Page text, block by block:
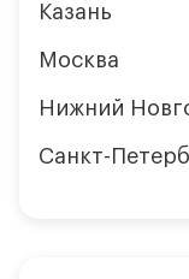
Казань
Москва
Нижний
Санкт-